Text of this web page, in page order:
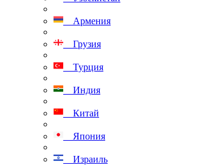
Армения
Грузия
Турция
Индия
Китай
Япония
Израиль